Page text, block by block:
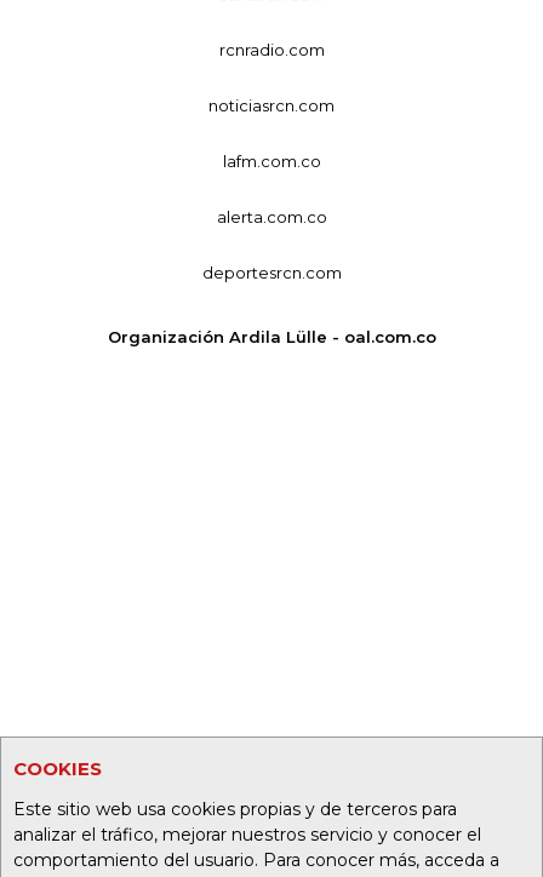
COOKIES
Este sitio web usa cookies propias y de terceros para
analizar el tráfico, mejorar nuestros servicio y conocer el
comportamiento del usuario. Para conocer más, acceda a
rcnradio.com
noticiasrcn.com
lafm.com.co
alerta.com.co
deportesrcn.com
Organización Ardila Lülle - oal.com.co